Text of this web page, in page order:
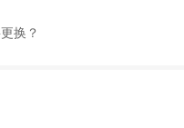
换？